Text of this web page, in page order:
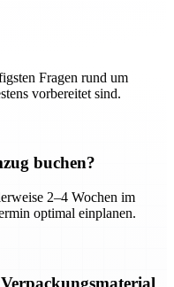
Fragen rund um
vorbereitet sind.
buchen?
2–4 Wochen im
optimal einplanen.